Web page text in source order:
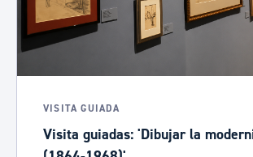
VISITA GUIADA
Visita guiadas: 'Dibujar la